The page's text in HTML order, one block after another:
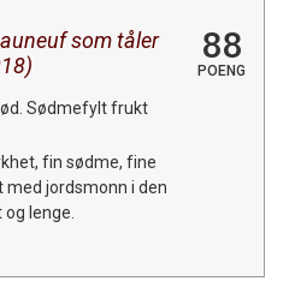
som tåler
88
POENG
Sødmefylt frukt
fin sødme, fine
med jordsmonn i den
lenge.